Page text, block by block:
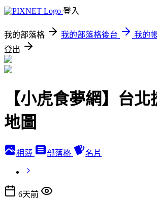
登入
我的部落格 我的部落格後台
我的
登出
【小虎食夢網】台
地圖
相簿 部落格 名片
6天前